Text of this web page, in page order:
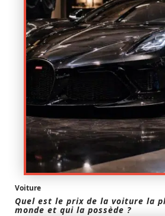
Voiture
Quel est le prix de la voiture la
monde et qui la possède ?